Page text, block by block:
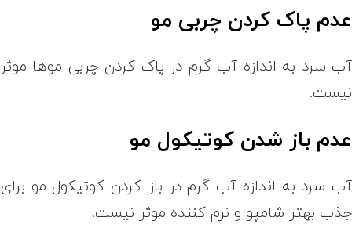
عدم پاک کردن چربی مو
آب سرد به اندازه آب گرم در پاک کردن چربی موها موثر
نیست.
عدم باز شدن کوتیکول مو
آب سرد به اندازه آب گرم در باز کردن کوتیکول مو برای
جذب بهتر شامپو و نرم کننده موثر نیست.